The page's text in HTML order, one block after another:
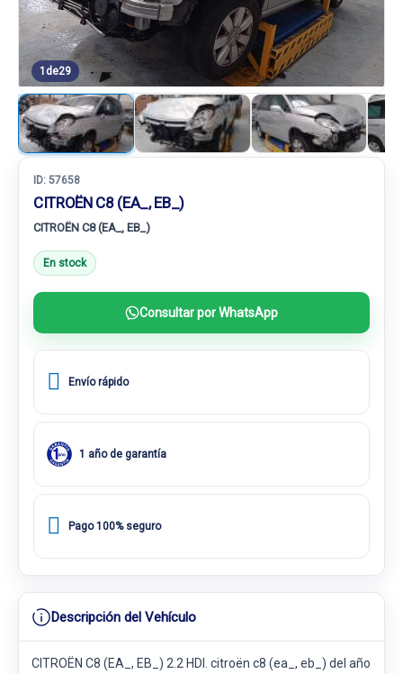
1 de29
ID: 57658
CITROËN C8 (EA_, EB_)
CITROËN C8 (EA_, EB_)
En stock
Consultar por WhatsApp
Envío rápido
1 año de garantía
Pago 100% seguro
Descripción del Vehículo
CITROËN C8 (EA_, EB_) 2.2 HDI. citroën c8 (ea_, eb_) del año